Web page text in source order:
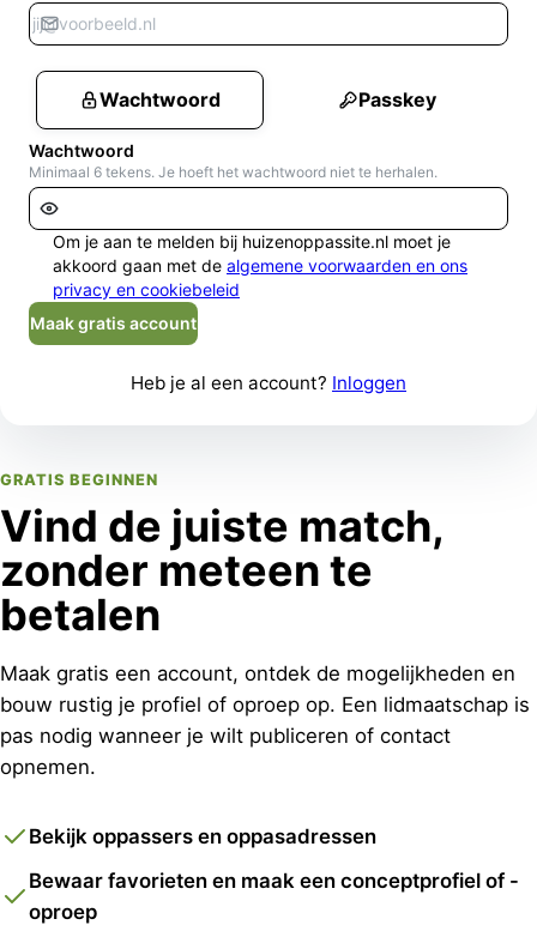
GRATIS BEGINNEN
Vind de juiste match,
zonder meteen te
betalen
Maak gratis een account, ontdek de mogelijkheden en
bouw rustig je profiel of oproep op. Een lidmaatschap is
pas nodig wanneer je wilt publiceren of contact
opnemen.
Bekijk oppassers en oppasadressen
Bewaar favorieten en maak een conceptprofiel of -
oproep
Wachtwoord Passkey
Wachtwoord
Minimaal 6 tekens. Je hoeft het wachtwoord niet te herhalen.
Om je aan te melden bij huizenoppassite.nl moet je
akkoord gaan met de algemene voorwaarden en ons
privacy en cookiebeleid
Maak gratis account
Heb je al een account? Inloggen